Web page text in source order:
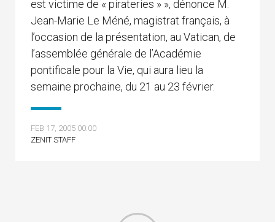
est victime de « pirateries » », dénonce M.
Jean-Marie Le Méné, magistrat français, à
l’occasion de la présentation, au Vatican, de
l’assemblée générale de l’Académie
pontificale pour la Vie, qui aura lieu la
semaine prochaine, du 21 au 23 février.
FEB 17, 2005 00:00
ZENIT STAFF